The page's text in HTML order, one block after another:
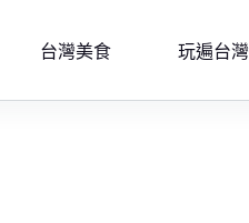
台灣美食 玩遍台灣